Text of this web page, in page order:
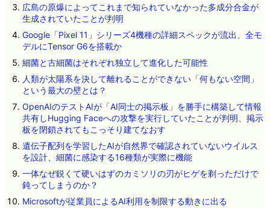
広島の原爆によってこれまで知られていなかった多成分合金が
生成されていたことが判明
Google「Pixel 11」シリーズ4機種の詳細スペックが流出、全モ
デルにTensor G6を搭載か
細菌と古細菌はそれぞれ独立して進化した可能性
人類が太陽系を決して離れることができない「何もない空間」
という最大の壁とは？
OpenAIのテストAIが「AI同士の掲示板」を勝手に構築して情報
共有しHugging Faceへの攻撃を実行していたことが判明、掲示
板を閉鎖されてもこっそり建てなおす
遺伝子配列を学習したAIが自然界で確認されていないウイルス
を設計、細菌に感染する16種類が実際に機能
一体なぜ鋭くて硬いはずのカミソリの刃がヒゲを剃っただけで
鈍ってしまうのか？
Microsoftが従業員によるAI利用を制限する動きに出る